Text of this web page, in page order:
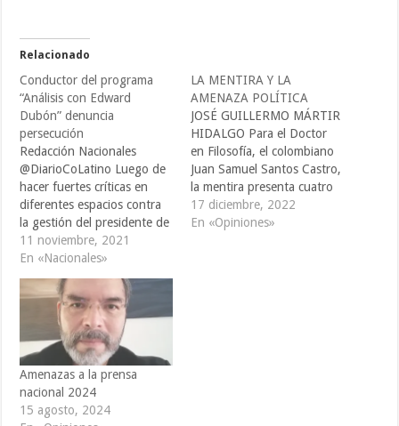
Relacionado
Conductor del programa
“Análisis con Edward
Dubón” denuncia
persecución
Redacción Nacionales
@DiarioCoLatino Luego de
hacer fuertes críticas en
diferentes espacios contra
la gestión del presidente de
la República, Nayib Bukele,
el analista político y
secretario general del
movimiento Resistencia El
Salvador (RES), denunció
haber recibido amenazas de
muerte y ser víctima de
persecución política. Dubón
acudió ante la
Procuraduría…
11 noviembre, 2021
En «Nacionales»
LA MENTIRA Y LA
AMENAZA POLÍTICA
JOSÉ GUILLERMO MÁRTIR
HIDALGO Para el Doctor
en Filosofía, el colombiano
Juan Samuel Santos Castro,
la mentira presenta cuatro
dimensiones: que una
persona haga un
17 diciembre, 2022
En «Opiniones»
Amenazas a la prensa
nacional 2024
15 agosto, 2024